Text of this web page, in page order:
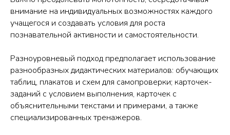
внимание на индивидуальных возможностях каждого
учащегося и создавать условия для роста
познавательной активности и самостоятельности.
Разноуровневый подход предполагает использование
разнообразных дидактических материалов: обучающих
таблиц, плакатов и схем для самопроверки; карточек-
заданий с условием выполнения, карточек с
объяснительными текстами и примерами, а также
специализированных тренажеров.